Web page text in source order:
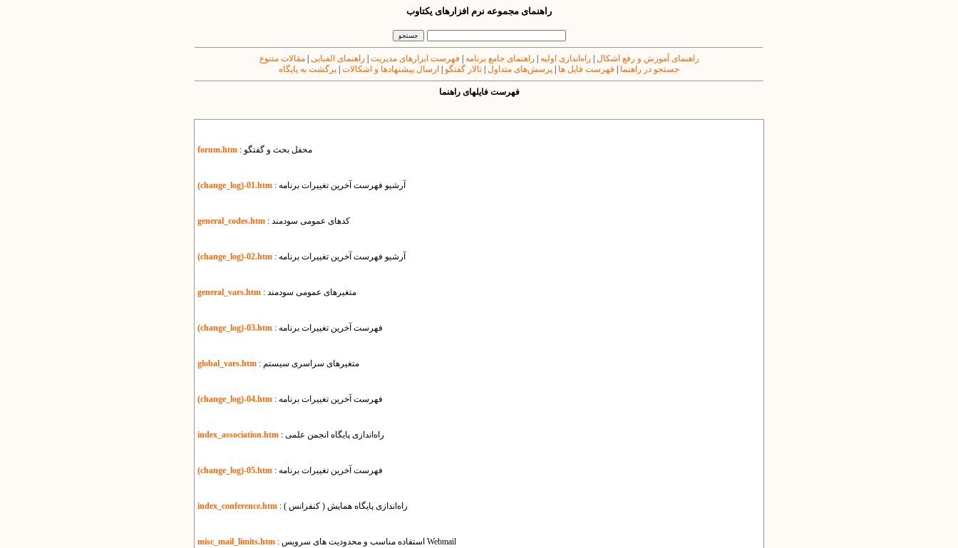
راهنمای مجموعه نرم افزارهای یکتاوب
راهنمای آموزش و رفع اشکال راه‌اندازی اولیه راهنمای جامع برنامه فهرست ابزارهای مدیریت راهنمای الفبایی |مقالات متنوع
جستجو در راهنما
فهرست فایل ها پرسش‌های متداول تالار گفتگو ارسال پیشنهادها و اشکالات برگشت به پایگاه
فهرست فایل​های راهنما
forum.htm : محفل بحث و گفتگو
(change_log)-01.htm : آرشیو فهرست آخرین تغییرات برنامه
general_codes.htm : کدهای عمومی سودمند
(change_log)-02.htm : آرشیو فهرست آخرین تغییرات برنامه
general_vars.htm : متغیرهای عمومی سودمند
(change_log)-03.htm : فهرست آخرین تغییرات برنامه
global_vars.htm : متغیر‌های سراسری سیستم
(change_log)-04.htm : فهرست آخرین تغییرات برنامه
index_association.htm : راه‌اندازی پایگاه انجمن علمی
(change_log)-05.htm : فهرست آخرین تغییرات برنامه
index_conference.htm : راه‌اندازی پایگاه همایش ( کنفرانس )
misc_mail_limits.htm : استفاده مناسب و محدودیت های سرویس Webmail